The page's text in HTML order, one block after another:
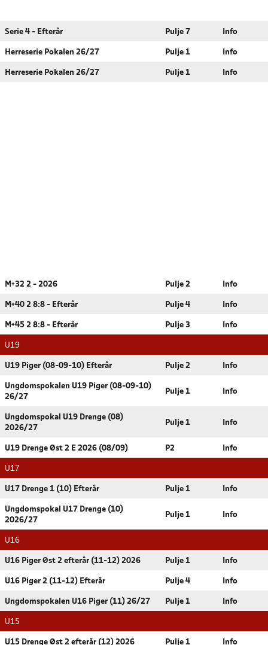
Serie 4 - Efterår Pulje 7 Info
Herreserie Pokalen 26/27 Pulje 1 Info
Herreserie Pokalen 26/27 Pulje 1 Info
M+32 2 - 2026 Pulje 2 Info
M+40 2 8:8 - Efterår Pulje 4 Info
M+45 2 8:8 - Efterår Pulje 3 Info
U19
U19 Piger (08-09-10) Efterår Pulje 2 Info
Ungdomspokalen U19 Piger (08-09-10)
26/27
Pulje 1 Info
Ungdomspokal U19 Drenge (08)
2026/27
Pulje 1 Info
U19 Drenge Øst 2 E 2026 (08/09) P2 Info
U17
U17 Drenge 1 (10) Efterår Pulje 1 Info
Ungdomspokal U17 Drenge (10)
2026/27
Pulje 1 Info
U16
U16 Piger Øst 2 efterår (11-12) 2026 Pulje 1 Info
U16 Piger 2 (11-12) Efterår Pulje 4 Info
Ungdomspokalen U16 Piger (11) 26/27 Pulje 1 Info
U15
U15 Drenge Øst 2 efterår (12) 2026 Pulje 1 Info